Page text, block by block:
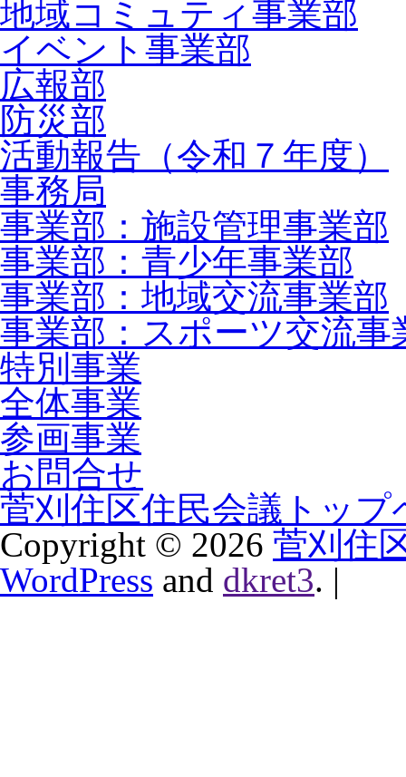
地域コミュティ事業部
イベント事業部
広報部
防災部
活動報告（令和７年度）
事務局
事業部：施設管理事業部
事業部：青少年事業部
事業部：地域交流事業部
事業部：スポーツ交流事
特別事業
全体事業
参画事業
お問合せ
菅刈住区住民会議トップ
Copyright © 2026 菅刈住
WordPress and dkret3. |